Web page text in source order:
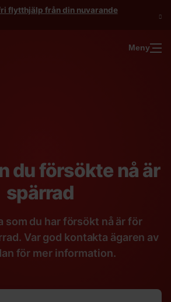
flytthjälp från din nuvarande
Meny
du försökte nå är
spärrad
som du har försökt nå är för
Var god kontakta ägaren av
för mer information.